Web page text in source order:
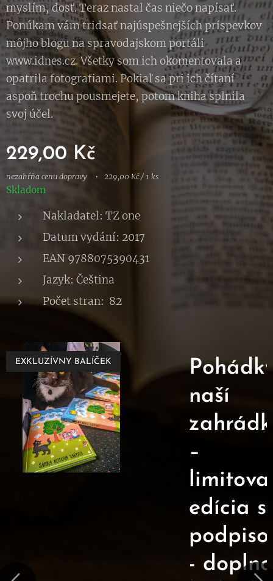
myslím, dosť. Teraz nastal čas niečo napísať.
Ponúkam vám tridsať najúspešnejších príspevkov
môjho blogu na spravodajskom portáli
www.idnes.cz. Všetky som ich okomentovala a
opatrila fotografiami. Pokiaľ sa pri ich čítaní
aspoň trochu pousmejete, potom kniha splnila
svoj účel.
229,00 Kč
nezahŕňa cenu dopravy 229,00 Kč / 1 ks
Skladom
Nakladatel: TZ one
Datum vydání: 2017
EAN 9788075390431
Jazyk: Čeština
Počet stran: 82
EXKLUZÍVNY BALÍČEK
naší
–
edícia s
-